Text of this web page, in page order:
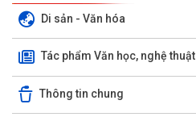
Di sản - Văn hóa
Tác phẩm Văn học, nghệ thuật
Thông tin chung